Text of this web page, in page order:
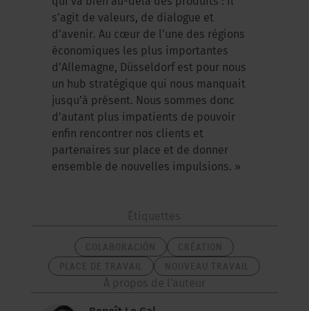
s’agit de valeurs, de dialogue et
d’avenir. Au cœur de l’une des régions
économiques les plus importantes
d’Allemagne, Düsseldorf est pour nous
un hub stratégique qui nous manquait
jusqu’à présent. Nous sommes donc
d’autant plus impatients de pouvoir
enfin rencontrer nos clients et
partenaires sur place et de donner
ensemble de nouvelles impulsions. »